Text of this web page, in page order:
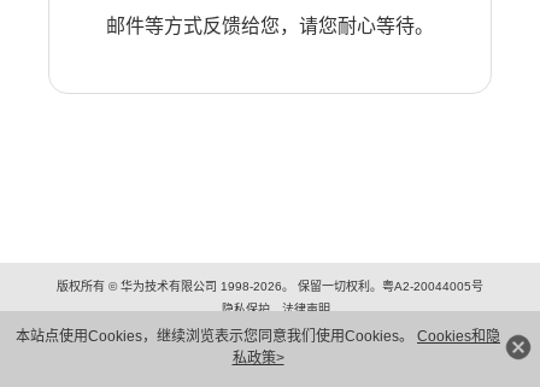
本站点使用Cookies，继续浏览表示您同意我们使用Cookies。 Cookies和隐
私政策>
邮件等方式反馈给您，请您耐心等待。
版权所有 © 华为技术有限公司 1998-2026。 保留一切权利。粤A2-20044005号
隐私保护
法律声明